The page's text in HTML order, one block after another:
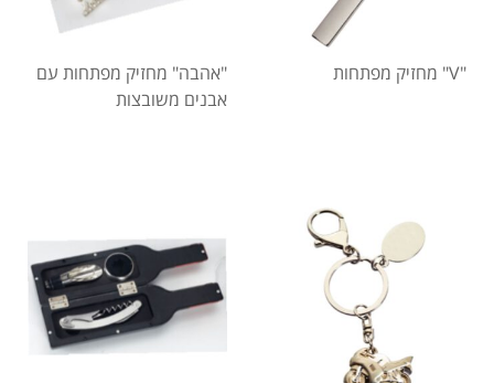
"V" מחזיק מפתחות
"אהבה" מחזיק מפתחות עם
אבנים משובצות